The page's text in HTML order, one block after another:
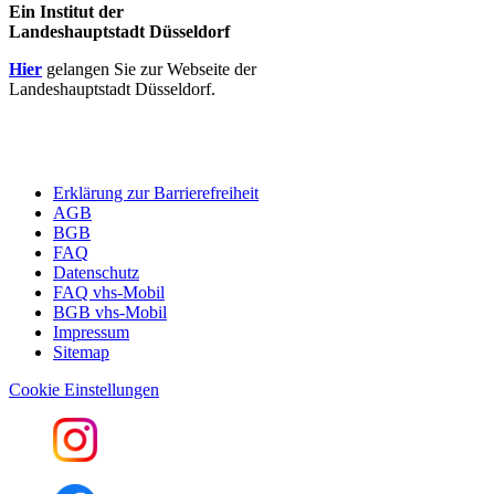
Ein Institut der
Landeshauptstadt Düsseldorf
Hier gelangen Sie zur Webseite der
Landeshauptstadt Düsseldorf.
Erklärung zur Barrierefreiheit
AGB
BGB
FAQ
Datenschutz
FAQ vhs-Mobil
BGB vhs-Mobil
Impressum
Sitemap
Cookie Einstellungen